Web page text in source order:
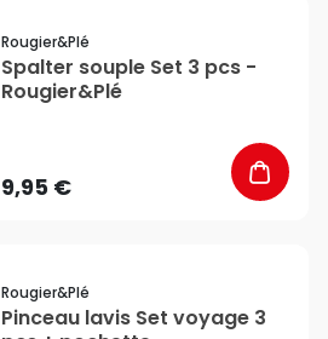
Rougier&plé
Spalter souple Set 3 pcs -
Rougier&Plé
9,95 €
Rougier&plé
Pinceau lavis Set voyage 3